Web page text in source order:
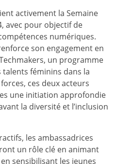
activement la Semaine
avec pour objectif de
numériques.
son engagement en
un programme
féminins dans la
ces deux acteurs
une initiation approfondie
la diversité et l’inclusion
les ambassadrices
un rôle clé en animant
sensibilisant les jeunes